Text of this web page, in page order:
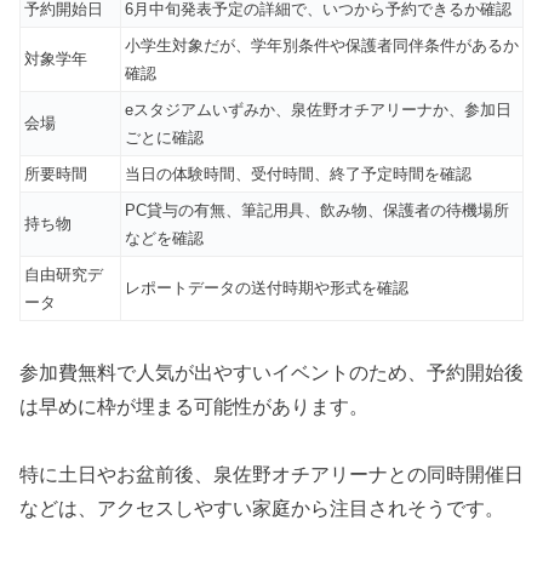
予約開始日 6月中旬発表予定の詳細で、いつから予約できるか確認
対象学年
小学生対象だが、学年別条件や保護者同伴条件があるか
確認
会場
eスタジアムいずみか、泉佐野オチアリーナか、参加日
ごとに確認
所要時間
当日の体験時間、受付時間、終了予定時間を確認
持ち物
PC貸与の有無、筆記用具、飲み物、保護者の待機場所
などを確認
自由研究デ
ータ
レポートデータの送付時期や形式を確認
参加費無料で人気が出やすいイベントのため、予約開始後
は早めに枠が埋まる可能性があります。
特に土日やお盆前後、泉佐野オチアリーナとの同時開催日
などは、アクセスしやすい家庭から注目されそうです。